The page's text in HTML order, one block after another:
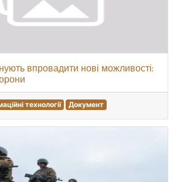
впровадити нові можливості:
технології Документ